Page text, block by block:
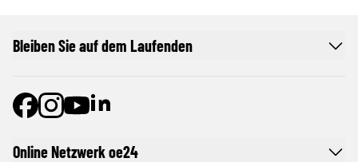
Online Netzwerk oe24
Bleiben Sie auf dem Laufenden